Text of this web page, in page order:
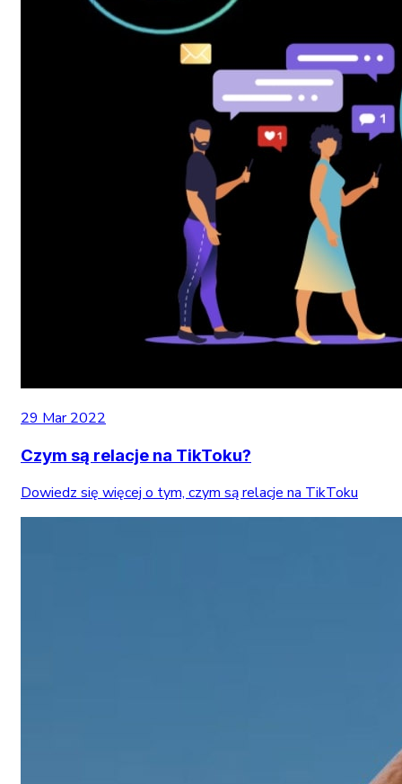
29 Mar 2022
Czym są relacje na TikToku?
Dowiedz się więcej o tym, czym są relacje na TikToku